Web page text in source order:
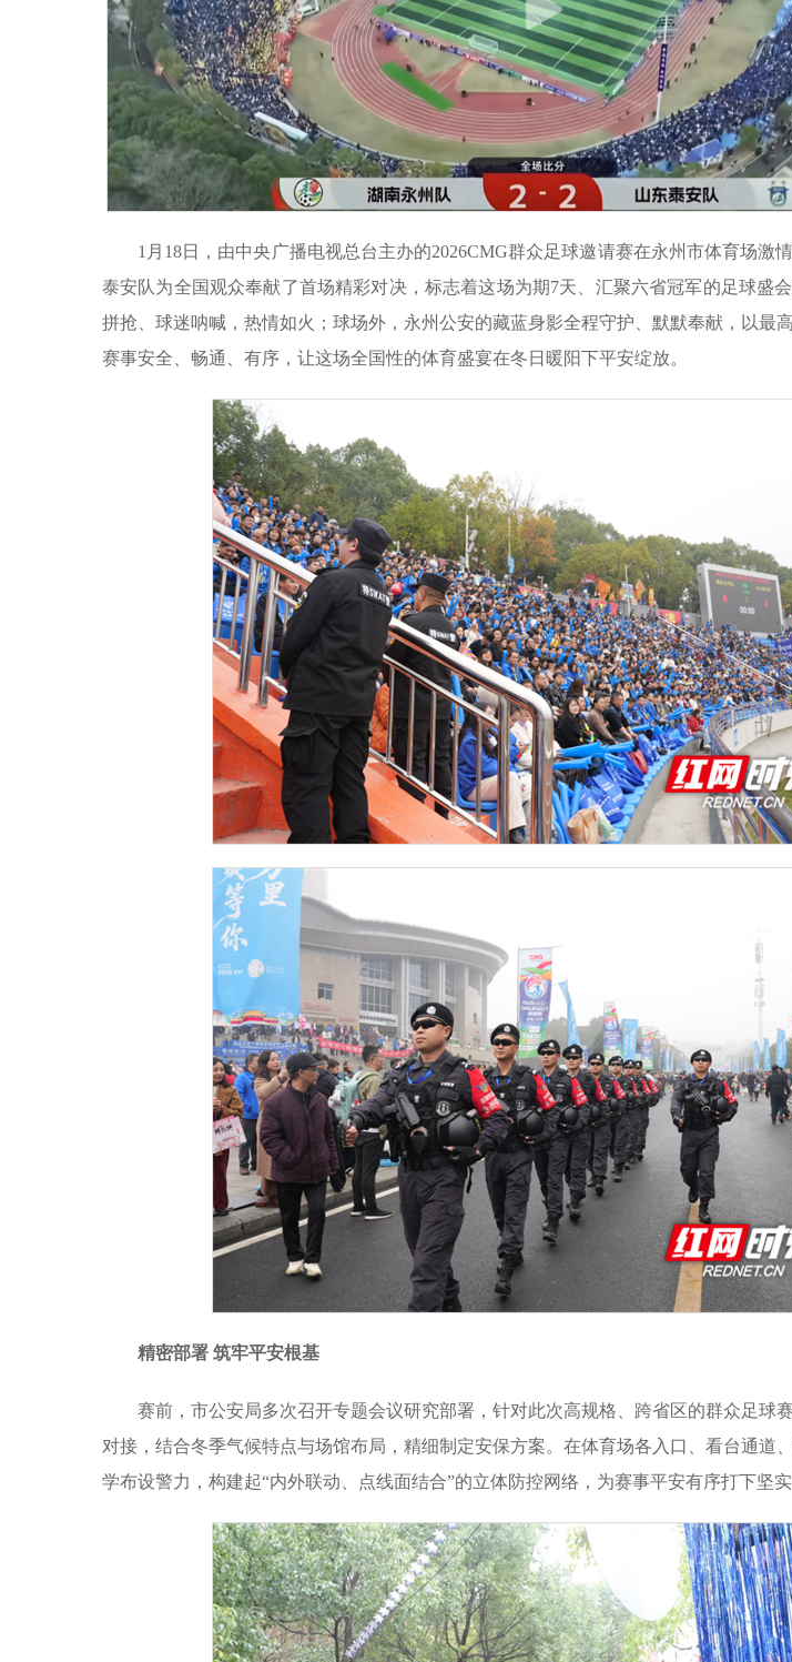
1月18日，由中央广播电视总台主办的2026CMG群众足球邀请赛在永州市体育场激
泰安队为全国观众奉献了首场精彩对决，标志着这场为期7天、汇聚六省冠军的足球盛
拼抢、球迷呐喊，热情如火；球场外，永州公安的藏蓝身影全程守护、默默奉献，以最
赛事安全、畅通、有序，让这场全国性的体育盛宴在冬日暖阳下平安绽放。
精密部署 筑牢平安根基
赛前，市公安局多次召开专题会议研究部署，针对此次高规格、跨省区的群众足球
对接，结合冬季气候特点与场馆布局，精细制定安保方案。在体育场各入口、看台通道
学布设警力，构建起“内外联动、点线面结合”的立体防控网络，为赛事平安有序打下坚实